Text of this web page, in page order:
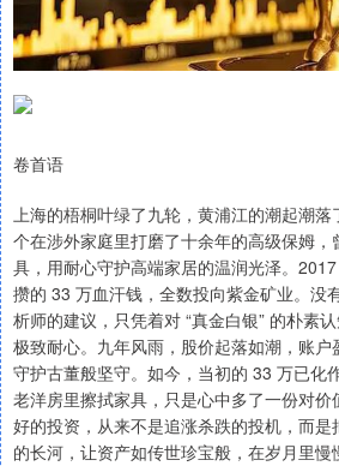
卷首语
上海的梧桐叶绿了九轮，黄浦江的潮起潮
个在涉外家庭里打磨了十余年的高级保姆
具，用耐心守护高端家居的温润光泽。
攒的 33 万血汗钱，全数投向紫金矿业。没
析师的建议，只凭着对 “真金白银” 的朴素
极致耐心。九年风雨，股价起落如潮，账
守护古董般坚守。如今，当初的 33 万已化
老洋房里擦拭家具，只是心中多了一份对
好的投资，从来不是追涨杀跌的投机，而
的长河，让资产如传世珍宝般，在岁月里慢